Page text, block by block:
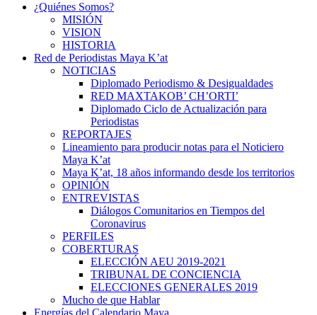
¿Quiénes Somos?
MISIÓN
VISION
HISTORIA
Red de Periodistas Maya K’at
NOTICIAS
Diplomado Periodismo & Desigualdades
RED MAXTAKOB’ CH’ORTI’
Diplomado Ciclo de Actualización para
Periodistas
REPORTAJES
Lineamiento para producir notas para el Noticiero
Maya K’at
Maya K’at, 18 años informando desde los territorios
OPINIÓN
ENTREVISTAS
Diálogos Comunitarios en Tiempos del
Coronavirus
PERFILES
COBERTURAS
ELECCIÓN AEU 2019-2021
TRIBUNAL DE CONCIENCIA
ELECCIONES GENERALES 2019
Mucho de que Hablar